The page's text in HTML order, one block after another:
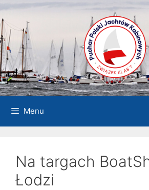
Przejdź
do
treści
Menu
Na targach
Łodzi